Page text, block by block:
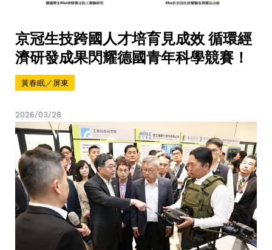
京冠生技跨國人才培育見成效 循環經
濟研發成果閃耀德國青年科學競賽！
黃春眠／屏東
2026/03/28